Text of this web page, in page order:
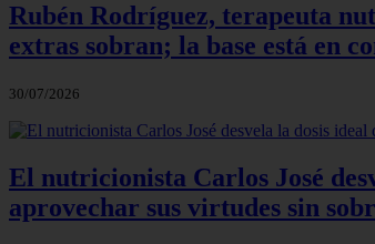
Rubén Rodríguez, terapeuta
extras sobran; la base está en
30/07/2026
El nutricionista Carlos José
aprovechar sus virtudes sin